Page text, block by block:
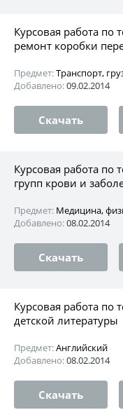
Курсовая работа по
ремонт коробки
Предмет:Транспорт,
Добавлено:09.02.2014
Скачать
Курсовая работа по
групп крови и
Предмет: Медицина,
Добавлено:08.02.2014
Скачать
Курсовая работа по
детской литературы
Предмет:Английский
Добавлено:08.02.2014
Скачать